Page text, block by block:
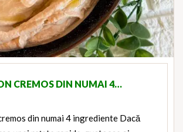
CREMOS DIN NUMAI 4…
din numai 4 ingrediente Dacă